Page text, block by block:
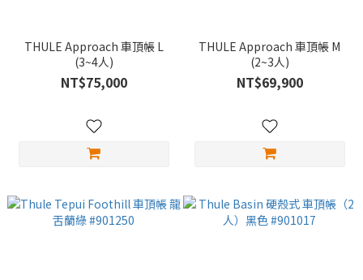
THULE Approach 車頂帳 L
(3~4人)
NT$75,000
THULE Approach 車頂帳 M
(2~3人)
NT$69,900